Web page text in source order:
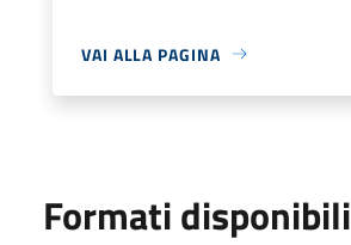
VAI ALLA PAGINA
Formati disponibili